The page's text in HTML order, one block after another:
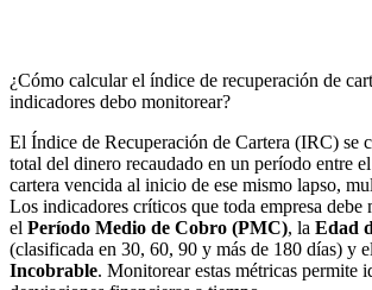
¿Cómo calcular el índice de recuperación de
indicadores debo monitorear?
El Índice de Recuperación de Cartera (IRC) se
total del dinero recaudado en un período entre
cartera vencida al inicio de ese mismo lapso,
Los indicadores críticos que toda empresa debe
el Período Medio de Cobro (PMC), la Edad
(clasificada en 30, 60, 90 y más de 180 días) y el
Incobrable. Monitorear estas métricas permite